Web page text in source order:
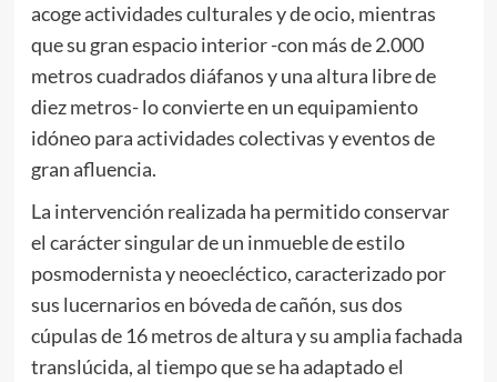
acoge actividades culturales y de ocio, mientras
que su gran espacio interior -con más de 2.000
metros cuadrados diáfanos y una altura libre de
diez metros- lo convierte en un equipamiento
idóneo para actividades colectivas y eventos de
gran afluencia.
La intervención realizada ha permitido conservar
el carácter singular de un inmueble de estilo
posmodernista y neoecléctico, caracterizado por
sus lucernarios en bóveda de cañón, sus dos
cúpulas de 16 metros de altura y su amplia fachada
translúcida, al tiempo que se ha adaptado el